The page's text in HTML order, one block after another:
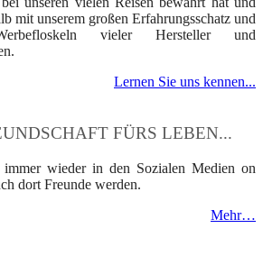
mit unserem großen Erfahrungsschatz und
vieler Hersteller und
Lernen Sie uns kennen...
FÜRS LEBEN...
wieder in den Sozialen Medien on
dort Freunde werden.
Mehr…